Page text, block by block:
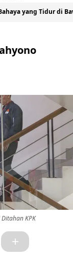
Tidur di Bawah
KPK